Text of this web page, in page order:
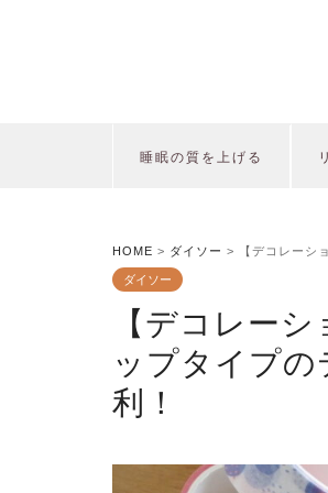
睡眠の質を上げる
HOME > ダイソー > 【デコレーシ
ダイソー
【デコレー
ップタイプ
利！